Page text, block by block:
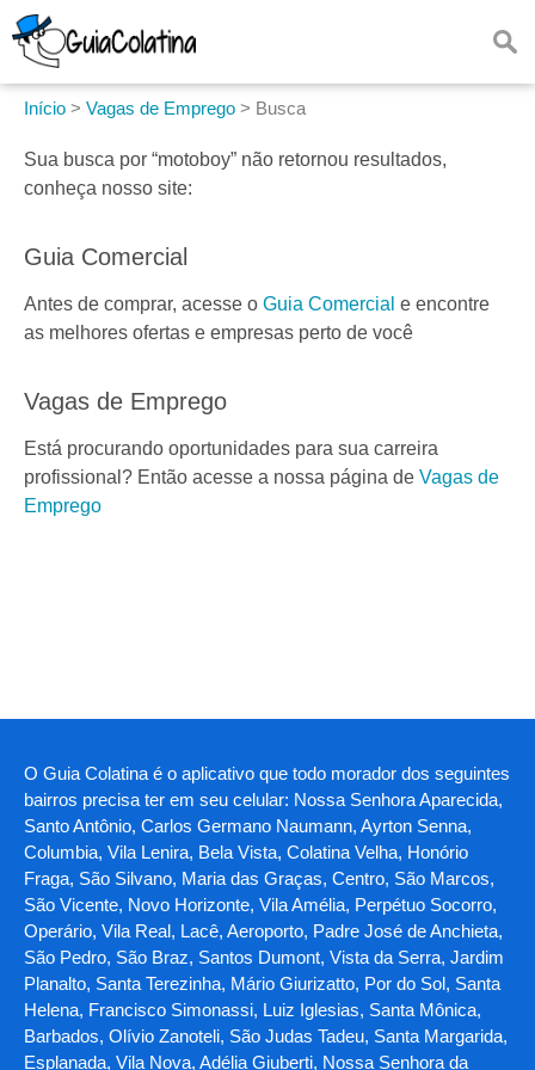
Início > Vagas de Emprego > Busca
Sua busca por “motoboy” não retornou resultados,
conheça nosso site:
Guia Comercial
Antes de comprar, acesse o Guia Comercial e encontre
as melhores ofertas e empresas perto de você
Vagas de Emprego
Está procurando oportunidades para sua carreira
profissional? Então acesse a nossa página de Vagas de
Emprego
O Guia Colatina é o aplicativo que todo morador dos seguintes
bairros precisa ter em seu celular: Nossa Senhora Aparecida,
Santo Antônio, Carlos Germano Naumann, Ayrton Senna,
Columbia, Vila Lenira, Bela Vista, Colatina Velha, Honório
Fraga, São Silvano, Maria das Graças, Centro, São Marcos,
São Vicente, Novo Horizonte, Vila Amélia, Perpétuo Socorro,
Operário, Vila Real, Lacê, Aeroporto, Padre José de Anchieta,
São Pedro, São Braz, Santos Dumont, Vista da Serra, Jardim
Planalto, Santa Terezinha, Mário Giurizatto, Por do Sol, Santa
Helena, Francisco Simonassi, Luiz Iglesias, Santa Mônica,
Barbados, Olívio Zanoteli, São Judas Tadeu, Santa Margarida,
Esplanada, Vila Nova, Adélia Giuberti, Nossa Senhora da